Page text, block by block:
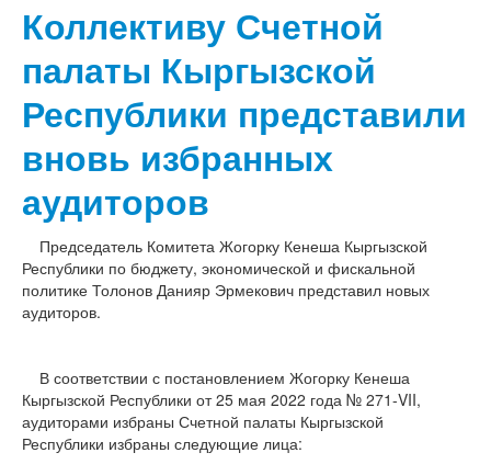
Коллективу Счетной
палаты Кыргызской
Республики представили
вновь избранных
аудиторов
Председатель Комитета Жогорку Кенеша Кыргызской
Республики по бюджету, экономической и фискальной
политике Толонов Данияр Эрмекович представил новых
аудиторов.
В соответствии с постановлением Жогорку Кенеша
Кыргызской Республики от 25 мая 2022 года № 271-VII,
аудиторами избраны Счетной палаты Кыргызской
Республики избраны следующие лица: